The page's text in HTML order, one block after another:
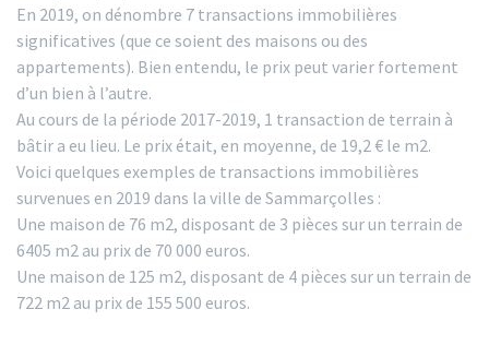
En 2019, on dénombre 7 transactions immobilières
significatives (que ce soient des maisons ou des
appartements). Bien entendu, le prix peut varier fortement
d’un bien à l’autre.
Au cours de la période 2017-2019, 1 transaction de terrain à
bâtir a eu lieu. Le prix était, en moyenne, de 19,2 € le m2.
Voici quelques exemples de transactions immobilières
survenues en 2019 dans la ville de Sammarçolles :
Une maison de 76 m2, disposant de 3 pièces sur un terrain de
6405 m2 au prix de 70 000 euros.
Une maison de 125 m2, disposant de 4 pièces sur un terrain de
722 m2 au prix de 155 500 euros.